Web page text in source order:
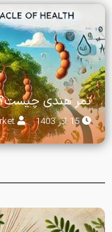
تمر هندی چیست؟
15 آذر 1403 Ehsanmarket